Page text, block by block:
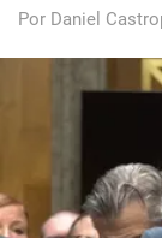
Por Daniel